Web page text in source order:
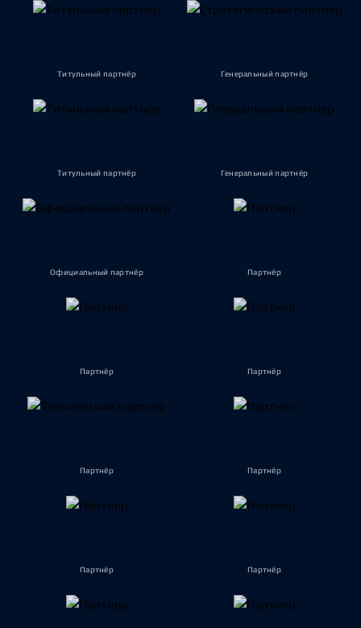
Титульный партнёр Генеральный партнёр
Титульный партнёр Генеральный партнёр
Официальный партнёр Партнёр
Партнёр Партнёр
Партнёр Партнёр
Партнёр Партнёр